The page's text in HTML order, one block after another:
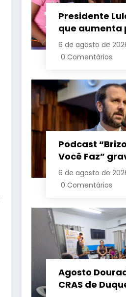
Presidente
que aumenta
crimes
crianças é
6 de agosto de
0 Comentários
Podcast
Você Faz”
sexta-feira
com o
6 de agosto de
0 Comentários
Agosto
CRAS de